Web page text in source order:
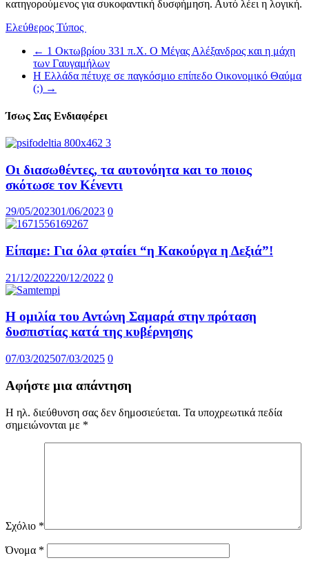
κατηγορούμενος για συκοφαντική δυσφήμηση. Αυτό λέει η λογική.
Ελεύθερος Τύπος
← 1 Οκτωβρίου 331 π.Χ. Ο Μέγας Αλέξανδρος και η μάχη
των Γαυγαμήλων
Η Ελλάδα πέτυχε σε παγκόσμιο επίπεδο Οικονομικό Θαύμα
(;) →
Ίσως Σας Ενδιαφέρει
Οι διασωθέντες, τα αυτονόητα και το ποιος
σκότωσε τον Κένεντι
29/05/202301/06/2023 0
Είπαμε: Για όλα φταίει “η Κακούργα η Δεξιά”!
21/12/202220/12/2022 0
Η ομιλία του Αντώνη Σαμαρά στην πρόταση
δυσπιστίας κατά της κυβέρνησης
07/03/202507/03/2025 0
Αφήστε μια απάντηση
Η ηλ. διεύθυνση σας δεν δημοσιεύεται. Τα υποχρεωτικά πεδία
σημειώνονται με *
Σχόλιο *
Όνομα *